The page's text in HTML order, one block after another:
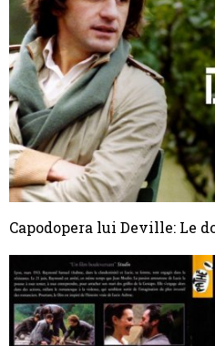
Capodopera lui Deville: Le